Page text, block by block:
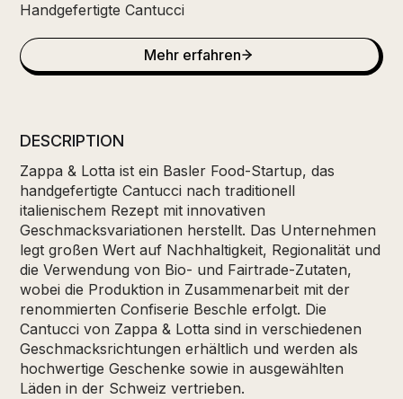
Handgefertigte Cantucci
Mehr erfahren
DESCRIPTION
Zappa & Lotta ist ein Basler Food-Startup, das
handgefertigte Cantucci nach traditionell
italienischem Rezept mit innovativen
Geschmacksvariationen herstellt. Das Unternehmen
legt großen Wert auf Nachhaltigkeit, Regionalität und
die Verwendung von Bio- und Fairtrade-Zutaten,
wobei die Produktion in Zusammenarbeit mit der
renommierten Confiserie Beschle erfolgt. Die
Cantucci von Zappa & Lotta sind in verschiedenen
Geschmacksrichtungen erhältlich und werden als
hochwertige Geschenke sowie in ausgewählten
Läden in der Schweiz vertrieben.